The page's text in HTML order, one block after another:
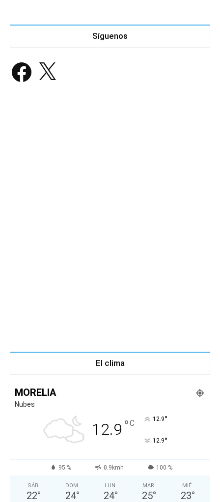
Síguenos
Facebook
El clima
MORELIA
Nubes
12.9 °C 12.9°
12.9°
95 % 0.9kmh 100 %
SÁB
22°
DOM
24°
LUN
24°
MAR
25°
MIÉ
23°